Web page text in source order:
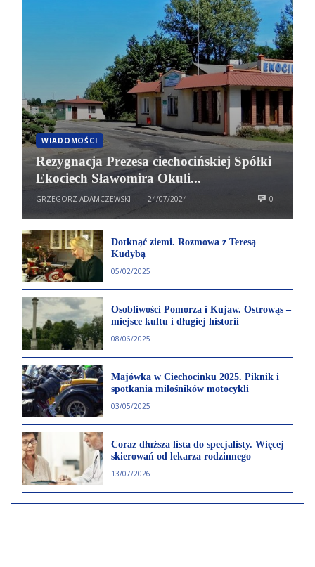
WIADOMOŚCI
Rezygnacja Prezesa ciechocińskiej Spółki
Ekociech Sławomira Okuli...
GRZEGORZ ADAMCZEWSKI — 24/07/2024 0
Dotknąć ziemi. Rozmowa z Teresą
Kudybą
05/02/2025
Osobliwości Pomorza i Kujaw. Ostrowąs –
miejsce kultu i długiej historii
08/06/2025
Majówka w Ciechocinku 2025. Piknik i
spotkania miłośników motocykli
03/05/2025
Coraz dłuższa lista do specjalisty. Więcej
skierowań od lekarza rodzinnego
13/07/2026